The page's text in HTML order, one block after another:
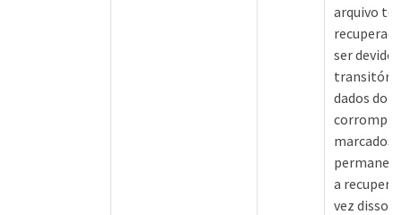
arquivo
ser devido
dados do
marcados
a
vez disso,